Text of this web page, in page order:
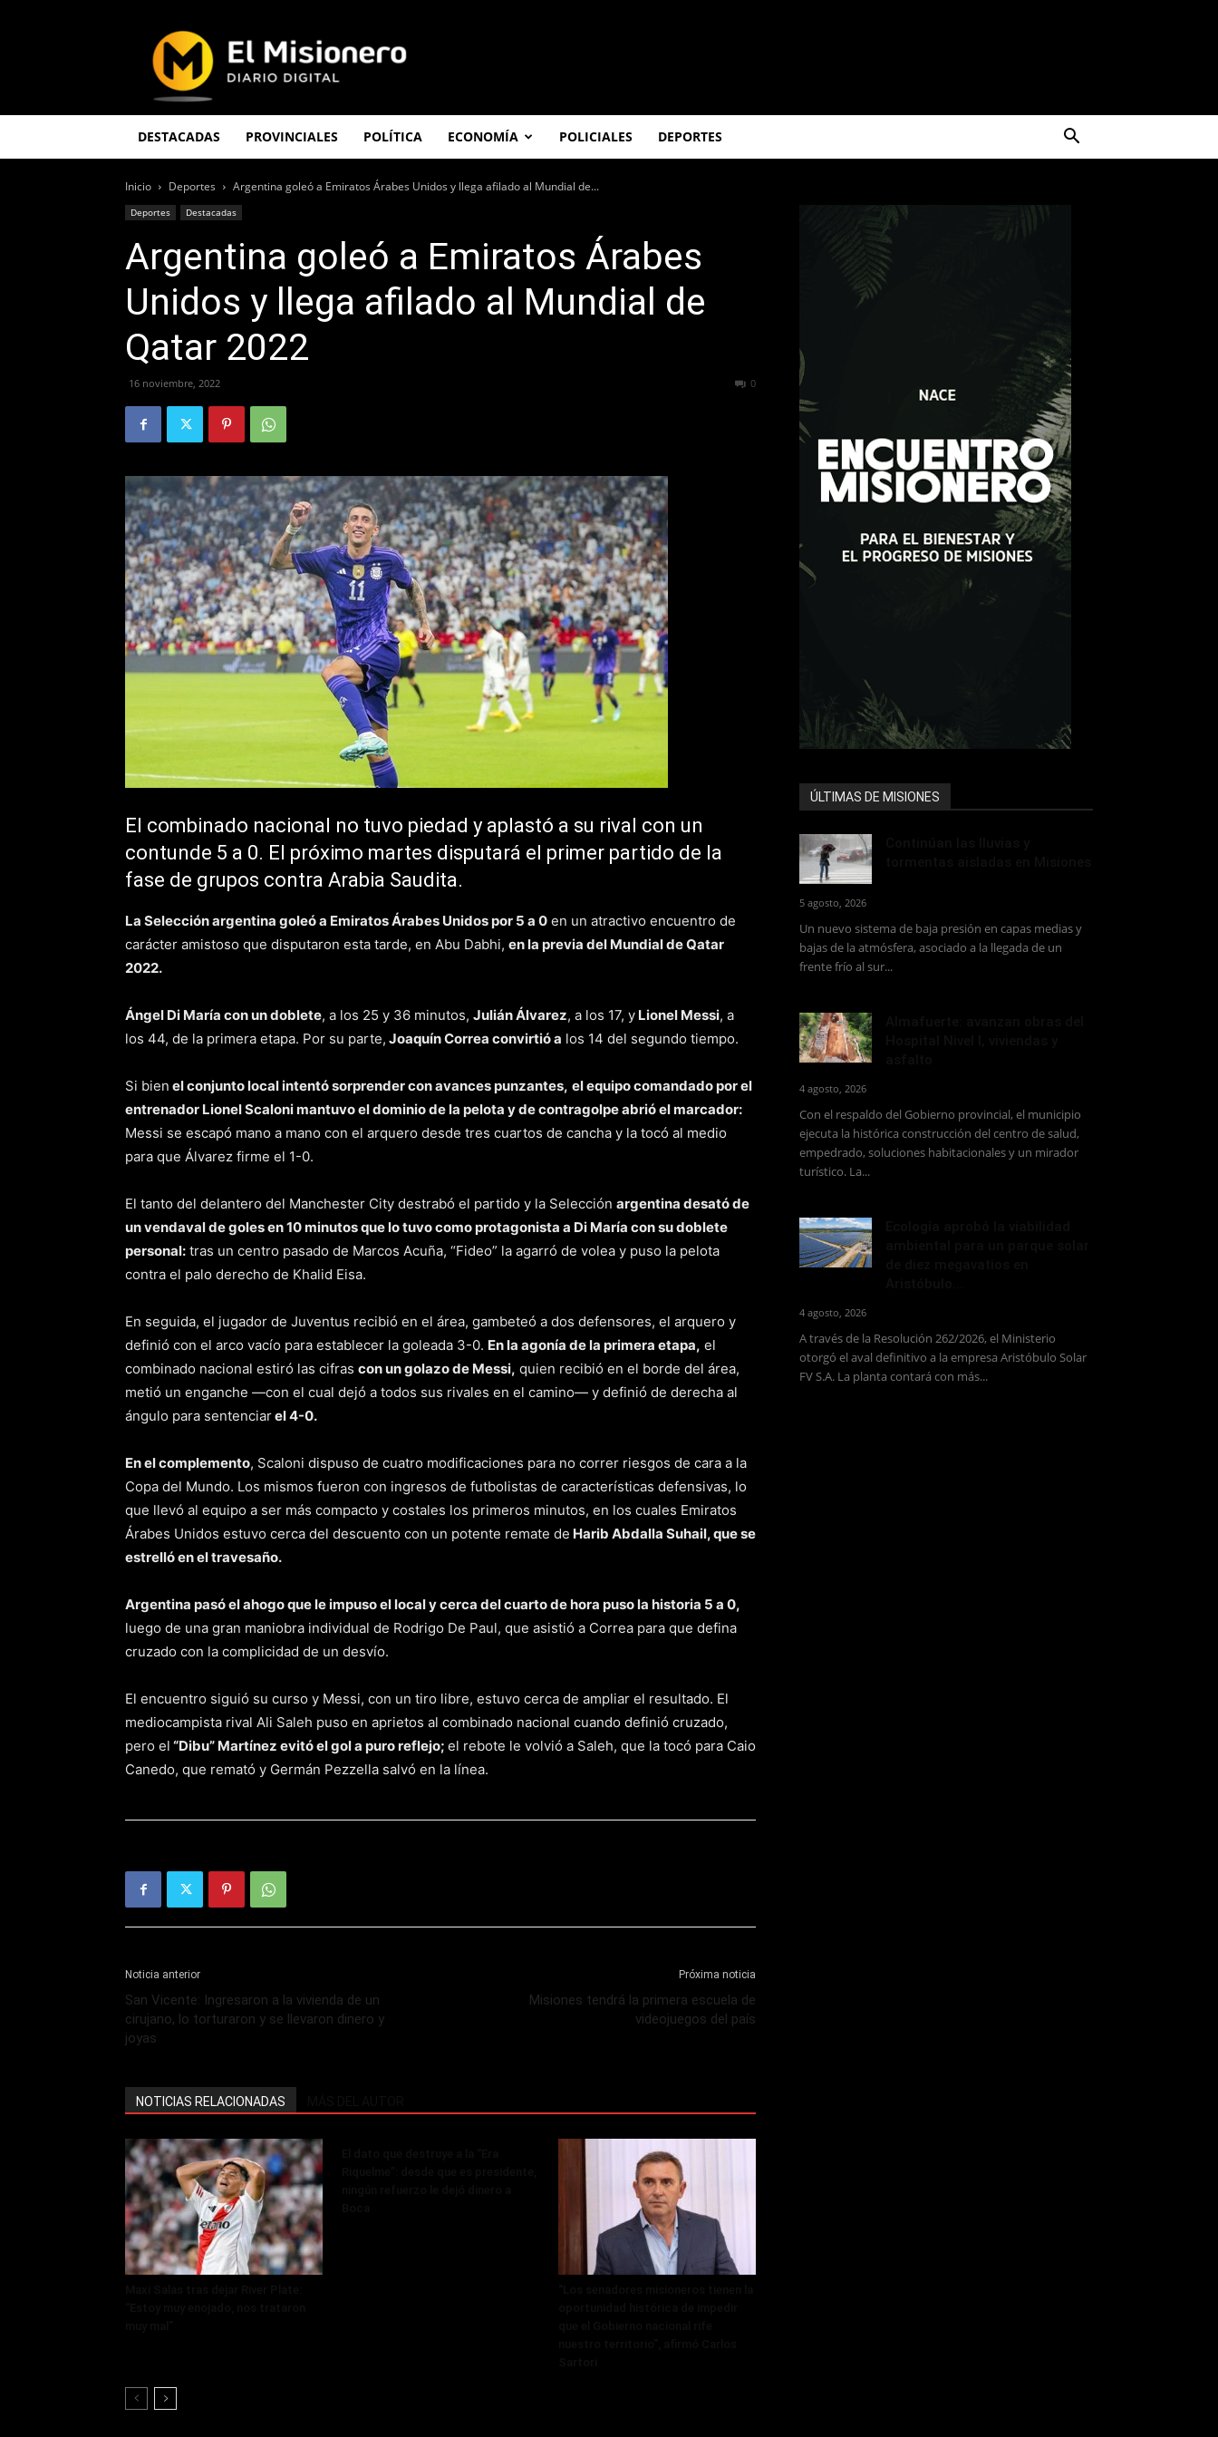
Misionero
DESTACADAS PROVINCIALES POLÍTICA ECONOMÍA POLICIALES DEPORTES
Inicio Deportes Argentina goleó a Emiratos Árabes Unidos y llega afilado al Mundial de...
Deportes Destacadas
Argentina goleó a Emiratos Árabes
Unidos y llega afilado al Mundial de
Qatar 2022
16 noviembre, 2022 0
El combinado nacional no tuvo piedad y aplastó a su rival con un
contunde 5 a 0. El próximo martes disputará el primer partido de la
fase de grupos contra Arabia Saudita.
La Selección argentina goleó a Emiratos Árabes Unidos por 5 a 0 en un atractivo encuentro de
carácter amistoso que disputaron esta tarde, en Abu Dabhi, en la previa del Mundial de Qatar
2022.
Ángel Di María con un doblete, a los 25 y 36 minutos, Julián Álvarez, a los 17, y Lionel Messi, a
los 44, de la primera etapa. Por su parte, Joaquín Correa convirtió a los 14 del segundo tiempo.
Si bien el conjunto local intentó sorprender con avances punzantes, el equipo comandado por el
entrenador Lionel Scaloni mantuvo el dominio de la pelota y de contragolpe abrió el marcador:
Messi se escapó mano a mano con el arquero desde tres cuartos de cancha y la tocó al medio
para que Álvarez firme el 1-0.
El tanto del delantero del Manchester City destrabó el partido y la Selección argentina desató de
un vendaval de goles en 10 minutos que lo tuvo como protagonista a Di María con su doblete
personal: tras un centro pasado de Marcos Acuña, “Fideo” la agarró de volea y puso la pelota
contra el palo derecho de Khalid Eisa.
En seguida, el jugador de Juventus recibió en el área, gambeteó a dos defensores, el arquero y
definió con el arco vacío para establecer la goleada 3-0. En la agonía de la primera etapa, el
combinado nacional estiró las cifras con un golazo de Messi, quien recibió en el borde del área,
metió un enganche —con el cual dejó a todos sus rivales en el camino— y definió de derecha al
ángulo para sentenciarel 4-0.
En el complemento, Scaloni dispuso de cuatro modificaciones para no correr riesgos de cara a la
Copa del Mundo. Los mismos fueron con ingresos de futbolistas de características defensivas, lo
que llevó al equipo a ser más compacto y costales los primeros minutos, en los cuales Emiratos
Árabes Unidos estuvo cerca del descuento con un potente remate de Harib Abdalla Suhail, que se
estrelló en el travesaño.
Argentina pasó el ahogo que le impuso el local y cerca del cuarto de hora puso la historia 5 a 0,
luego de una gran maniobra individual de Rodrigo De Paul, que asistió a Correa para que defina
cruzado con la complicidad de un desvío.
El encuentro siguió su curso y Messi, con un tiro libre, estuvo cerca de ampliar el resultado. El
mediocampista rival Ali Saleh puso en aprietos al combinado nacional cuando definió cruzado,
pero el “Dibu” Martínez evitó el gol a puro reflejo; el rebote le volvió a Saleh, que la tocó para Caio
Canedo, que remató y Germán Pezzella salvó en la línea.
Noticia anterior
San Vicente: Ingresaron a la vivienda de un
cirujano, lo torturaron y se llevaron dinero y
joyas
Próxima noticia
Misiones tendrá la primera escuela de
videojuegos del país
NOTICIAS RELACIONADAS
ÚLTIMAS DE MISIONES
5 agosto, 2026
Un nuevo sistema de baja presión en capas medias y
bajas de la atmósfera, asociado a la llegada de un
frente frío al sur...
4 agosto, 2026
Con el respaldo del Gobierno provincial, el municipio
ejecuta la histórica construcción del centro de salud,
empedrado, soluciones habitacionales y un mirador
turístico. La...
4 agosto, 2026
A través de la Resolución 262/2026, el Ministerio
otorgó el aval definitivo a la empresa Aristóbulo Solar
FV S.A. La planta contará con más...